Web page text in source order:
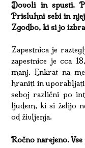
Dovoli in spusti.
Prisluhni sebi in
Zgodbo, ki si jo
Zapestnica je
zapestnice je cca
manj. Enkrat na
hraniti in
seboj različni po
ljudem, ki si želijo
od življenja.
Ročno narejeno.